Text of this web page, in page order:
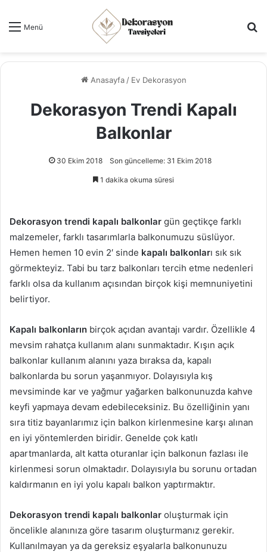
Menü
Anasayfa / Ev Dekorasyon
Dekorasyon Trendi Kapalı
Balkonlar
30 Ekim 2018 Son güncelleme: 31 Ekim 2018
1 dakika okuma süresi
Dekorasyon trendi kapalı balkonlar gün geçtikçe farklı
malzemeler, farklı tasarımlarla balkonumuzu süslüyor.
Hemen hemen 10 evin 2′ sinde kapalı balkonları sık sık
görmekteyiz. Tabi bu tarz balkonları tercih etme nedenleri
farklı olsa da kullanım açısından birçok kişi memnuniyetini
belirtiyor.
Kapalı balkonların birçok açıdan avantajı vardır. Özellikle 4
mevsim rahatça kullanım alanı sunmaktadır. Kışın açık
balkonlar kullanım alanını yaza bıraksa da, kapalı
balkonlarda bu sorun yaşanmıyor. Dolayısıyla kış
mevsiminde kar ve yağmur yağarken balkonunuzda kahve
keyfi yapmaya devam edebileceksiniz. Bu özelliğinin yanı
sıra titiz bayanlarımız için balkon kirlenmesine karşı alınan
en iyi yöntemlerden biridir. Genelde çok katlı
apartmanlarda, alt katta oturanlar için balkonun fazlası ile
kirlenmesi sorun olmaktadır. Dolayısıyla bu sorunu ortadan
kaldırmanın en iyi yolu kapalı balkon yaptırmaktır.
Dekorasyon trendi kapalı balkonlar oluşturmak için
öncelikle alanınıza göre tasarım oluşturmanız gerekir.
Kullanılmayan ya da gereksiz eşyalarla balkonunuzu